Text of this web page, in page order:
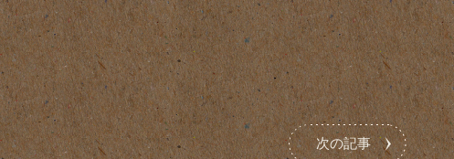
次の記事